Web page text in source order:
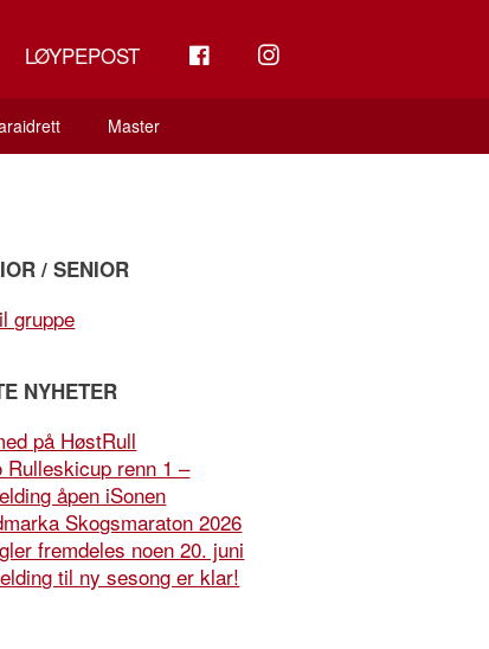
LØYPEPOST INSTAGRAM
Master
/ SENIOR
gruppe
NYHETER
på HøstRull
Rulleskicup renn 1 –
åpen iSonen
Skogsmaraton 2026
fremdeles noen 20. juni
til ny sesong er klar!